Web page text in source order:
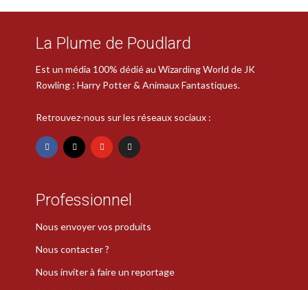
La Plume de Poudlard
Est un média 100% dédié au Wizarding World de JK
Rowling : Harry Potter & Animaux Fantastiques.
Retrouvez-nous sur les réseaux sociaux :
Professionnel
Nous envoyer vos produits
Nous contacter ?
Nous inviter à faire un reportage